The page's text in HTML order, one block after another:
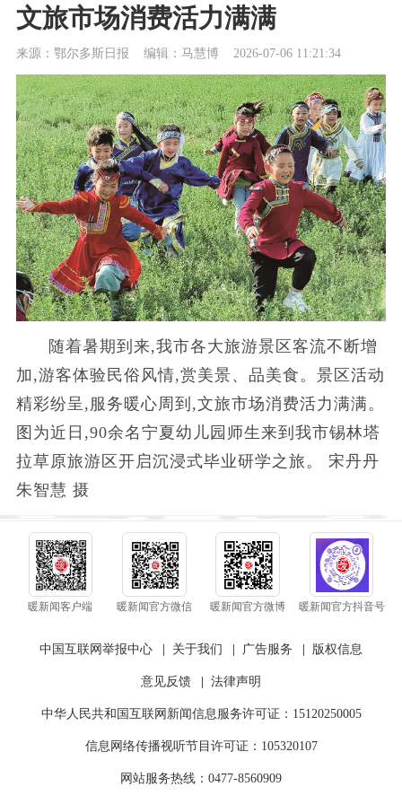
文旅市场消费活力满满
来源：鄂尔多斯日报 编辑：马慧博 2026-07-06 11:21:34
随着暑期到来,我市各大旅游景区客流不断增
加,游客体验民俗风情,赏美景、品美食。景区活动
精彩纷呈,服务暖心周到,文旅市场消费活力满满。
图为近日,90余名宁夏幼儿园师生来到我市锡林塔
拉草原旅游区开启沉浸式毕业研学之旅。 宋丹丹
朱智慧 摄
暖新闻客户端 暖新闻官方微信 暖新闻官方微博 暖新闻官方抖音号
中国互联网举报中心 | 关于我们 | 广告服务 | 版权信息
意见反馈 | 法律声明
中华人民共和国互联网新闻信息服务许可证：15120250005
信息网络传播视听节目许可证：105320107
网站服务热线：0477-8560909